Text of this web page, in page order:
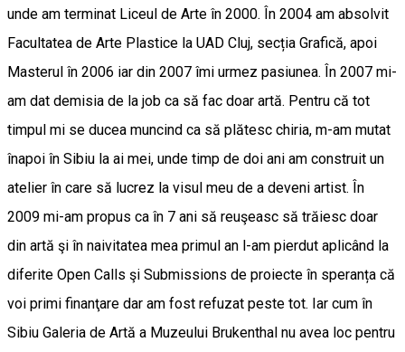
unde am terminat Liceul de Arte în 2000. În 2004 am absolvit
Facultatea de Arte Plastice la UAD Cluj, secția Grafică, apoi
Masterul în 2006 iar din 2007 îmi urmez pasiunea. În 2007 mi-
am dat demisia de la job ca să fac doar artă. Pentru că tot
timpul mi se ducea muncind ca să plătesc chiria, m-am mutat
înapoi în Sibiu la ai mei, unde timp de doi ani am construit un
atelier în care să lucrez la visul meu de a deveni artist. În
2009 mi-am propus ca în 7 ani să reuşeasc să trăiesc doar
din artă şi în naivitatea mea primul an l-am pierdut aplicând la
diferite Open Calls şi Submissions de proiecte în speranța că
voi primi finanţare dar am fost refuzat peste tot. Iar cum în
Sibiu Galeria de Artă a Muzeului Brukenthal nu avea loc pentru